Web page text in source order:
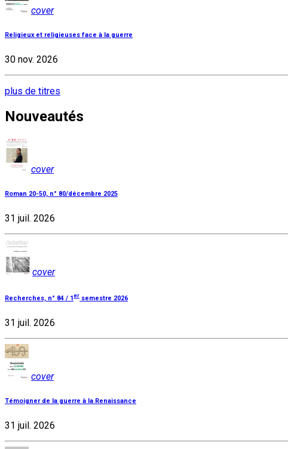
cover
Religieux et religieuses face à la guerre
30 nov. 2026
plus de titres
Nouveautés
cover
Roman 20-50, n° 80/décembre 2025
31 juil. 2026
cover
Recherches, n° 84 / 1er semestre 2026
31 juil. 2026
cover
Témoigner de la guerre à la Renaissance
31 juil. 2026